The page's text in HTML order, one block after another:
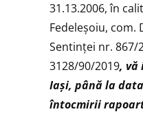
31.13.2006, în
Fedeleșoiu, com.
Sentinței nr. 867/
3128/90/2019, vă
Iași, până la
întocmirii